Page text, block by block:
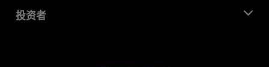
成功案例
AMD 合作伙伴中心
投资者